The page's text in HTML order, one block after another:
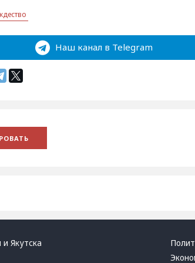
Наш канал в Telegram
Якутска